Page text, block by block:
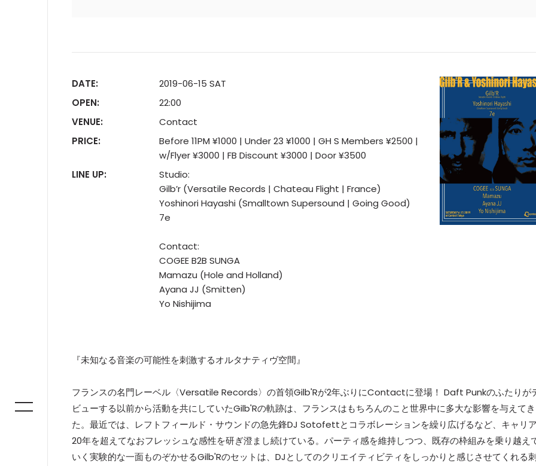
DATE:
2019-06-15 SAT
OPEN:
22:00
VENUE:
Contact
PRICE:
Before 11PM ¥1000 | Under 23 ¥1000 | GH S Members ¥2500 |
w/Flyer ¥3000 | FB Discount ¥3000 | Door ¥3500
LINE UP:
Studio:
Gilb’r (Versatile Records | Chateau Flight | France)
Yoshinori Hayashi (Smalltown Supersound | Going Good)
7e
Contact:
COGEE B2B SUNGA
Mamazu (Hole and Holland)
Ayana JJ (Smitten)
Yo Nishijima
『未知なる音楽の可能性を刺激するオルタナティヴ空間』
フランスの名門レーベル〈Versatile Records〉の首領Gilb'Rが2年ぶりにContactに登場！ Daft Punkのふたりが
ビューする以前から活動を共にしていたGilb'Rの軌跡は、フランスはもちろんのこと世界中に多大な影響を与えてき
た。最近では、レフトフィールド・サウンドの急先鋒DJ Sotofettとコラボレーションを繰り広げるなど、キャリア
20年を超えてなおフレッシュな感性を研ぎ澄まし続けている。パーティ感を維持しつつ、既存の枠組みを乗り越え
いく実験的な一面ものぞかせるGilb'Rのセットは、DJとしてのクリエイティビティをしっかりと感じさせてくれる刺